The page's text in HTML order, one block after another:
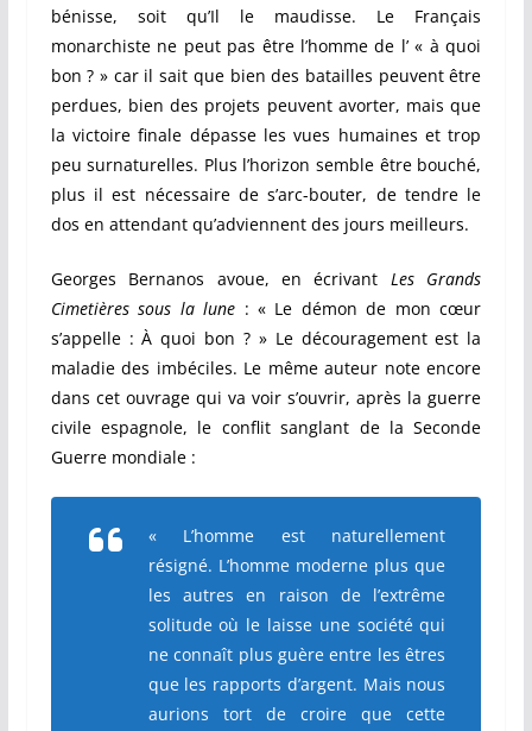
bénisse, soit qu’Il le maudisse. Le Français
monarchiste ne peut pas être l’homme de l’ « à quoi
bon ? » car il sait que bien des batailles peuvent être
perdues, bien des projets peuvent avorter, mais que
la victoire finale dépasse les vues humaines et trop
peu surnaturelles. Plus l’horizon semble être bouché,
plus il est nécessaire de s’arc-bouter, de tendre le
dos en attendant qu’adviennent des jours meilleurs.
Georges Bernanos avoue, en écrivant Les Grands
Cimetières sous la lune : « Le démon de mon cœur
s’appelle : À quoi bon ? » Le découragement est la
maladie des imbéciles. Le même auteur note encore
dans cet ouvrage qui va voir s’ouvrir, après la guerre
civile espagnole, le conflit sanglant de la Seconde
Guerre mondiale :
« L’homme est naturellement
résigné. L’homme moderne plus que
les autres en raison de l’extrême
solitude où le laisse une société qui
ne connaît plus guère entre les êtres
que les rapports d’argent. Mais nous
aurions tort de croire que cette